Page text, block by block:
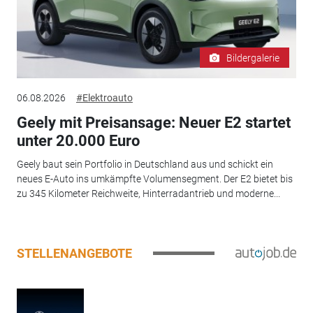
Bildergalerie
06.08.2026 #Elektroauto
Geely mit Preisansage: Neuer E2 startet
unter 20.000 Euro
Geely baut sein Portfolio in Deutschland aus und schickt ein
neues E-Auto ins umkämpfte Volumensegment. Der E2 bietet bis
zu 345 Kilometer Reichweite, Hinterradantrieb und moderne...
STELLENANGEBOTE